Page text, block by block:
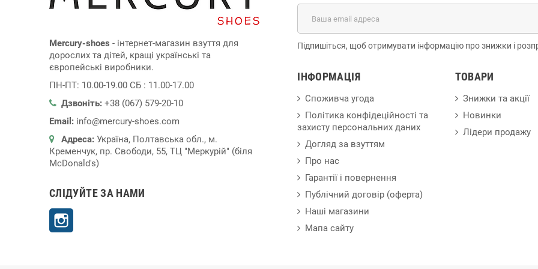
Mercury-shoes - інтернет-магазин взуття для
дорослих та дітей, кращі українські та
європейські виробники.
ПН-ПТ: 10.00-19.00 СБ : 11.00-17.00
Дзвоніть: +38 (067) 579-20-10
Email: info@mercury-shoes.com
Адреса: Україна, Полтавська обл., м.
Кременчук, пр. Свободи, 55, ТЦ "Меркурій" (біля
McDonald's)
СЛІДУЙТЕ ЗА НАМИ
Підпишіться, щоб отримувати інформацію про знижки і
ІНФОРМАЦІЯ
Споживча угода
Політика конфідеційності та
захисту персональних даних
Догляд за взуттям
Про нас
Гарантії і повернення
Публічний договір (оферта)
Наші магазини
Мапа сайту
ТОВАРИ
Знижки та акції
Новинки
Лідери продажу